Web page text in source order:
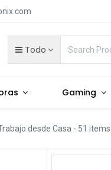
Todo
Gaming
desde Casa - 51 items